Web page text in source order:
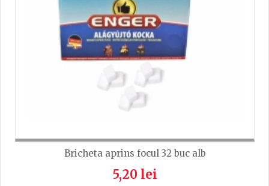
Bricheta aprins focul 32 buc alb
5,20 lei